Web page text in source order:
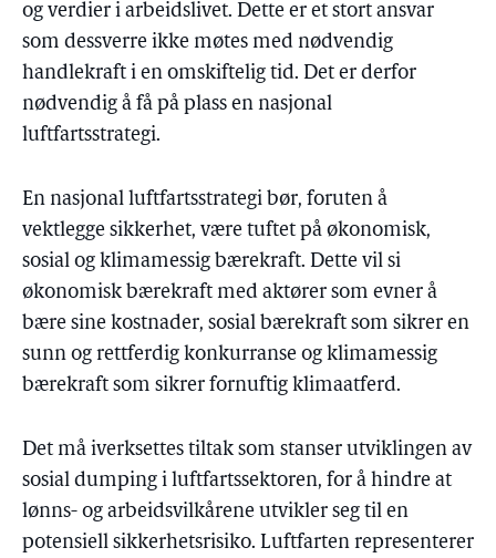
og verdier i arbeidslivet. Dette er et stort ansvar
som dessverre ikke møtes med nødvendig
handlekraft i en omskiftelig tid. Det er derfor
nødvendig å få på plass en nasjonal
luftfartsstrategi.
En nasjonal luftfartsstrategi bør, foruten å
vektlegge sikkerhet, være tuftet på økonomisk,
sosial og klimamessig bærekraft. Dette vil si
økonomisk bærekraft med aktører som evner å
bære sine kostnader, sosial bærekraft som sikrer en
sunn og rettferdig konkurranse og klimamessig
bærekraft som sikrer fornuftig klimaatferd.
Det må iverksettes tiltak som stanser utviklingen av
sosial dumping i luftfartssektoren, for å hindre at
lønns- og arbeidsvilkårene utvikler seg til en
potensiell sikkerhetsrisiko. Luftfarten representerer